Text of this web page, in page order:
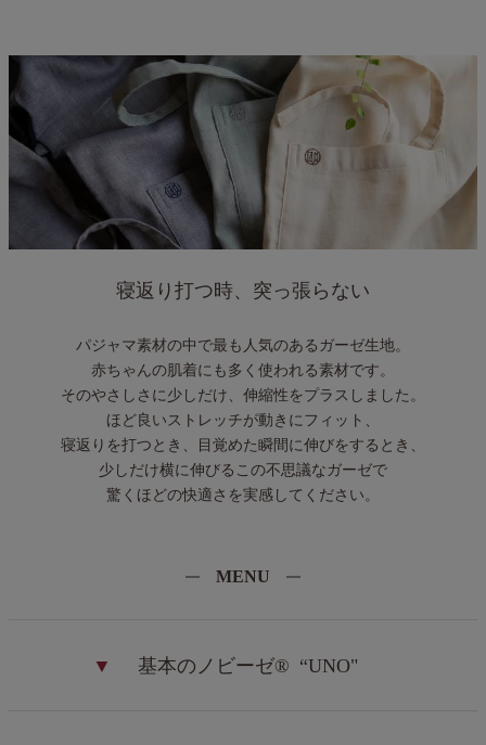
寝返り打つ時、突っ張らない
パジャマ素材の中で最も人気のあるガーゼ生地。
赤ちゃんの肌着にも多く使われる素材です。
そのやさしさに少しだけ、伸縮性をプラスしました。
ほど良いストレッチが動きにフィット、
寝返りを打つとき、目覚めた瞬間に伸びをするとき、
少しだけ横に伸びるこの不思議なガーゼで
驚くほどの快適さを実感してください。
MENU
▼ 基本のノビーゼ® “UNO"